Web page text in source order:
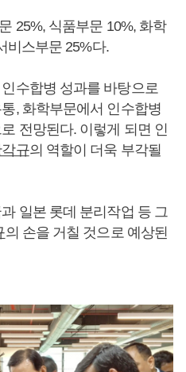
25%, 식품부문 10%, 화학
비스부문 25%다.
수합병 성과를 바탕으로
, 화학부문에서 인수합병
전망된다. 이렇게 되면 인
규의 역할이 더욱 부각될
일본 롯데 분리작업 등 그
의 손을 거칠 것으로 예상된